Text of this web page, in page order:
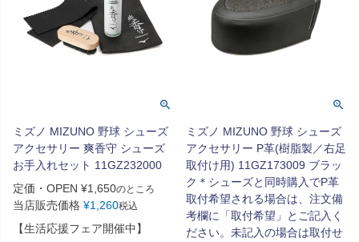
ミズノ MIZUNO 野球 シューズ
アクセサリー 爽香守 シューズ
お手入れセット 11GZ232000
定価・OPEN ¥1,650のところ
当店販売価格 ¥1,260税込
【生活応援フェア開催中】
ミズノ MIZUNO 野球 シューズ
アクセサリー P革(樹脂製／右足
取付け用) 11GZ173009 ブラッ
ク＊シューズと同時購入でP革
取付希望される場合は、注文備
考欄に「取付希望」とご記入く
ださい。未記入の場合は取付せ